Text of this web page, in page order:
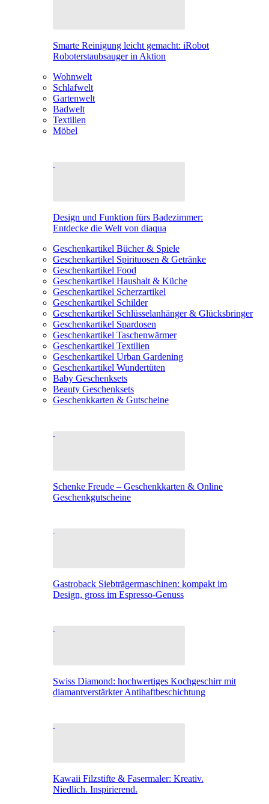
Smarte Reinigung leicht gemacht: iRobot
Roboterstaubsauger in Aktion
Wohnwelt
Schlafwelt
Gartenwelt
Badwelt
Textilien
Möbel
Design und Funktion fürs Badezimmer:
Entdecke die Welt von diaqua
Geschenkartikel Bücher & Spiele
Geschenkartikel Spirituosen & Getränke
Geschenkartikel Food
Geschenkartikel Haushalt & Küche
Geschenkartikel Scherzartikel
Geschenkartikel Schilder
Geschenkartikel Schlüsselanhänger & Glücksbringer
Geschenkartikel Spardosen
Geschenkartikel Taschenwärmer
Geschenkartikel Textilien
Geschenkartikel Urban Gardening
Geschenkartikel Wundertüten
Baby Geschenksets
Beauty Geschenksets
Geschenkkarten & Gutscheine
Schenke Freude – Geschenkkarten & Online
Geschenkgutscheine
Gastroback Siebträgermaschinen: kompakt im
Design, gross im Espresso-Genuss
Swiss Diamond: hochwertiges Kochgeschirr mit
diamantverstärkter Antihaftbeschichtung
Kawaii Filzstifte & Fasermaler: Kreativ.
Niedlich. Inspirierend.